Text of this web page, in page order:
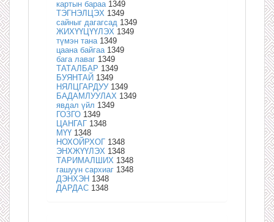
картын бараа 1349
ТЭГНЭЛЦЭХ 1349
сайныг дагагсад 1349
ЖИХҮҮЦҮҮЛЭХ 1349
түмэн тана 1349
цаана байгаа 1349
бага лаваг 1349
ТАТАЛБАР 1349
БУЯНТАЙ 1349
НЯЛЦГАРДУУ 1349
БАДАМЛУУЛАХ 1349
явдал үйл 1349
ГОЗГО 1349
ЦАНГАГ 1348
МҮҮ 1348
НОХОЙРХОГ 1348
ЭНХЖҮҮЛЭХ 1348
ТАРИМАЛШИХ 1348
гашуун сархиаг 1348
ДЭНХЭН 1348
ДАРДАС 1348